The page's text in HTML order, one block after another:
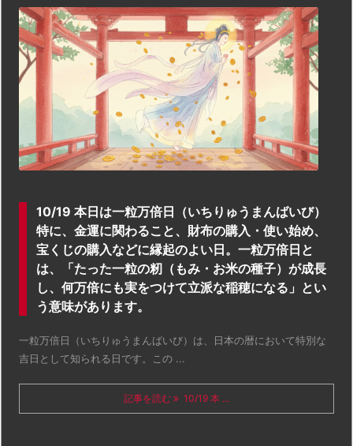
10/19 本日は一粒万倍日（いちりゅうまんばいび）
特に、金運に関わること、財布の購入・使い始め、
宝くじの購入などに縁起のよい日。一粒万倍日と
は、「たった一粒の籾（もみ・お米の種子）が成長
し、何万倍にも実をつけて立派な稲穂になる」とい
う意味があります。
一粒万倍日（いちりゅうまんばいび）は、日本の暦において特別な
吉日として知られる日です。この ...
記事を読む 10/19 本 ...